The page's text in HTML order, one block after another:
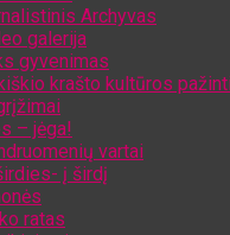
Archyvas
galerija
gyvenimas
krašto kultūros
– jėga!
vartai
į širdį
ratas